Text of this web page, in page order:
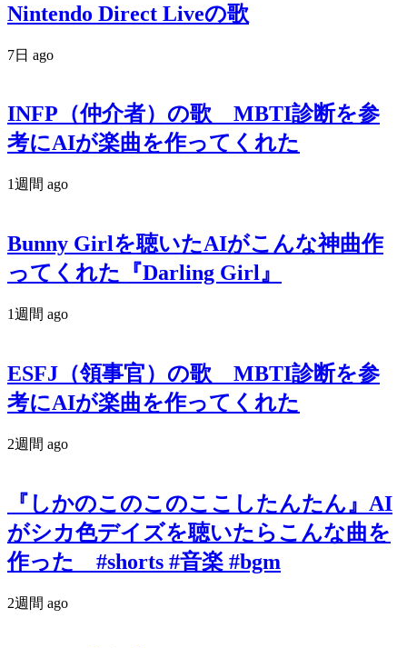
Nintendo Direct Liveの歌
7日 ago
INFP（仲介者）の歌 MBTI診断を参
考にAIが楽曲を作ってくれた
1週間 ago
Bunny Girlを聴いたAIがこんな神曲作
ってくれた『Darling Girl』
1週間 ago
ESFJ（領事官）の歌 MBTI診断を参
考にAIが楽曲を作ってくれた
2週間 ago
『しかのこのこのここしたんたん』AI
がシカ色デイズを聴いたらこんな曲を
作った #shorts #音楽 #bgm
2週間 ago